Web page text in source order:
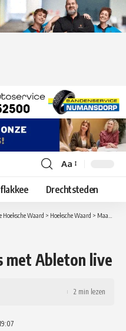
Lettergrootte
aanpassen
Aa
Drechtsteden
Hoeksche Waard > Hoeksche Waard > Maak je eigen beats met Ableton live
met Ableton live
2 min lezen